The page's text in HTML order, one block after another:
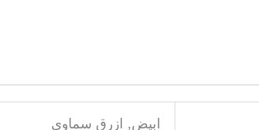
ابيض, ازرق سماوي